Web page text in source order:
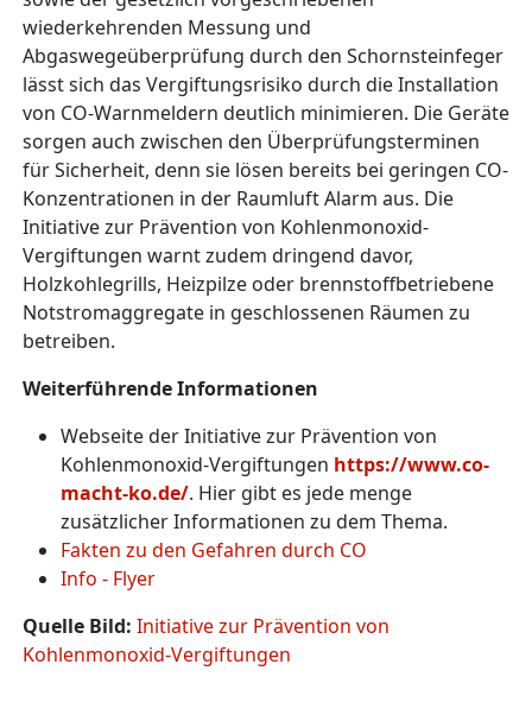
wiederkehrenden Messung und
Abgaswegeüberprüfung durch den Schornsteinfeger
lässt sich das Vergiftungsrisiko durch die Installation
von CO-Warnmeldern deutlich minimieren. Die Geräte
sorgen auch zwischen den Überprüfungsterminen
für Sicherheit, denn sie lösen bereits bei geringen CO-
Konzentrationen in der Raumluft Alarm aus. Die
Initiative zur Prävention von Kohlenmonoxid-
Vergiftungen warnt zudem dringend davor,
Holzkohlegrills, Heizpilze oder brennstoffbetriebene
Notstromaggregate in geschlossenen Räumen zu
betreiben.
Weiterführende Informationen
Webseite der Initiative zur Prävention von
Kohlenmonoxid-Vergiftungen https://www.co-
macht-ko.de/. Hier gibt es jede menge
zusätzlicher Informationen zu dem Thema.
Fakten zu den Gefahren durch CO
Info - Flyer
Quelle Bild: Initiative zur Prävention von
Kohlenmonoxid-Vergiftungen